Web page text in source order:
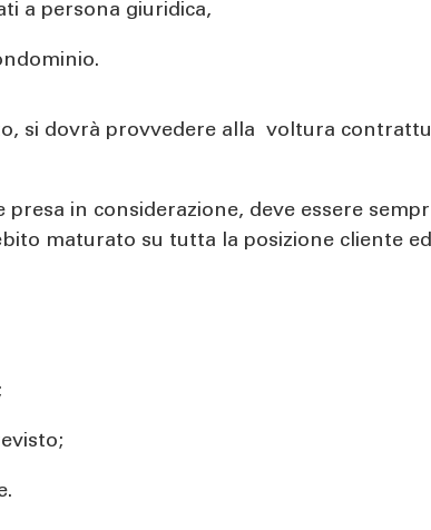
a persona giuridica,
si dovrà provvedere alla voltura
in considerazione, deve essere
maturato su tutta la posizione cliente